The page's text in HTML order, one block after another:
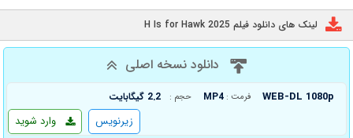
لینک های دانلود فیلم H Is for Hawk 2025
دانلود نسخه اصلی
WEB-DL 1080p فرمت : MP4 حجم : 2.2 گیگابایت
وارد شوید زیرنویس